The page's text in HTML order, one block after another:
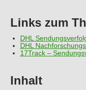
Links zum
DHL
DHL
17Track –
Inhalt